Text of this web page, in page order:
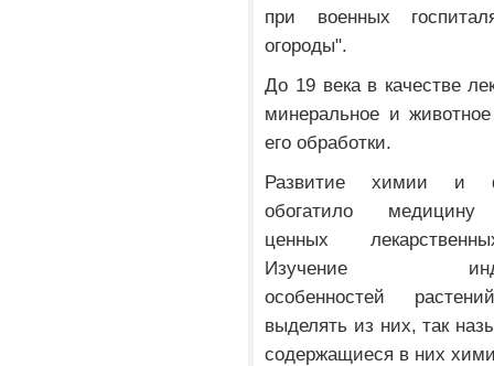
при военных
огороды".
До 19 века в качестве
минеральное и
его обработки.
Развитие химии и
обогатило медицину
ценных
Изучение
особенностей
выделять из них, так
содержащиеся в них